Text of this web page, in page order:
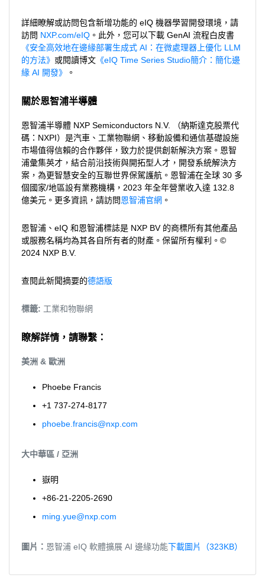
詳細瞭解或訪問包含新增功能的 eIQ 機器學習開發環境，請
訪問 NXP.com/eIQ 。此外，您可以下載 GenAI 流程白皮書
《安全高效地在邊緣部署生成式 AI：在微處理器上優化 LLM
的方法》 或閱讀博文 《eIQ Time Series Studio簡介：簡化邊
緣 AI 開發》
。
關於恩智浦半導體
恩智浦半導體 NXP Semiconductors N.V. （納斯達克股票代
碼：NXPI）是汽車、工業物聯網、移動設備和通信基礎設施
市場值得信賴的合作夥伴，致力於提供創新解決方案。恩智
浦彙集英才，結合前沿技術與開拓型人才，開發系統解決方
案，為更智慧安全的互聯世界保駕護航。恩智浦在全球 30 多
個國家/地區設有業務機構，2023 年全年營業收入達 132.8
億美元。更多資訊，請訪問 恩智浦官網 。
恩智浦、eIQ 和恩智浦標誌是 NXP BV 的商標所有其他產品
或服務名稱均為其各自所有者的財產。保留所有權利。©
2024 NXP B.V.
查閱此新聞摘要的德語版
標籤: 工業和物聯網
瞭解詳情，請聯繫：
美洲 & 歐洲
Phoebe Francis
+1 737-274-8177
phoebe.francis@nxp.com
大中華區 / 亞洲
嶽明
+86-21-2205-2690
ming.yue@nxp.com
圖片： 恩智浦 eIQ 軟體擴展 AI 邊緣功能下載圖片（323KB）